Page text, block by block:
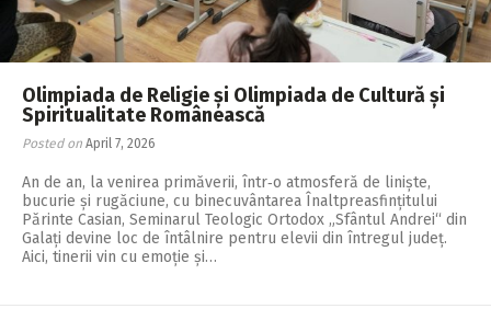
Olimpiada de Religie și Olimpiada de Cultură și
Spiritualitate Românească
Posted on April 7, 2026
An de an, la venirea primăverii, într‑o atmosferă de liniște,
bucurie și rugăciune, cu binecuvântarea Înaltpreasfințitului
Părinte Casian, Seminarul Teologic Ortodox „Sfântul Andrei“ din
Galați devine loc de întâlnire pentru elevii din întregul județ.
Aici, tinerii vin cu emoție și…